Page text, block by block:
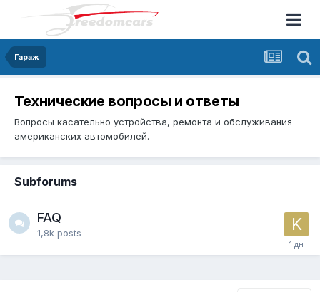
Гараж
Технические вопросы и ответы
Вопросы касательно устройства, ремонта и обслуживания
американских автомобилей.
Subforums
FAQ
1,8k posts